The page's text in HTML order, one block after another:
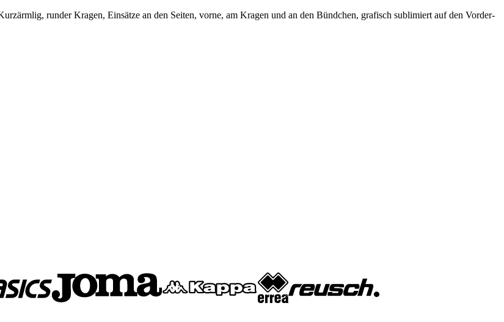
runder Kragen, Einsätze an den Seiten, vorne, am Kragen und an den Bündchen, grafisch sublimiert auf den Vorder-